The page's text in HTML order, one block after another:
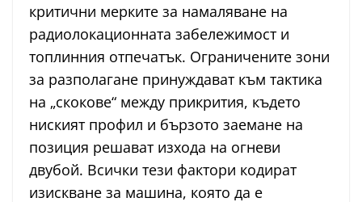
критични мерките за намаляване на
радиолокационната забележимост и
топлинния отпечатък. Ограничените зони
за разполагане принуждават към тактика
на „скокове“ между прикрития, където
ниският профил и бързото заемане на
позиция решават изхода на огневи
двубой. Всички тези фактори кодират
изискване за машина, която да е